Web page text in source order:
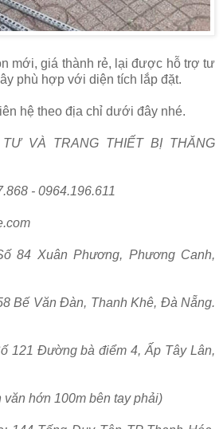
mới, giá thành rẻ, lại được hỗ trợ tư
phù hợp với diện tích lắp đặt.
hệ theo địa chỉ dưới đây nhé.
VÀ TRANG THIẾT BỊ THĂNG
- 0964.196.611
84 Xuân Phương, Phương Canh,
Bế Văn Đàn, Thanh Khê, Đà Nẵng.
121 Đường bà điểm 4, Ấp Tây Lân,
hớn 100m bên tay phải)